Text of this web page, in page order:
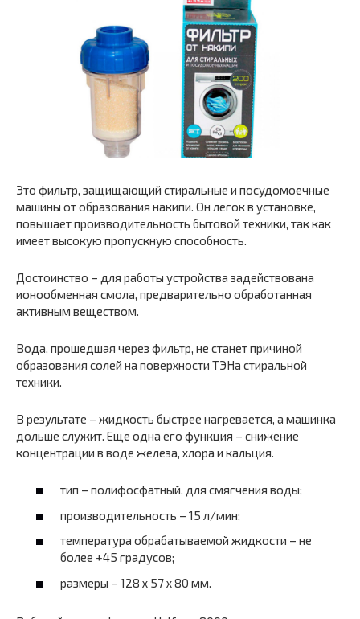
Это фильтр, защищающий стиральные и посудомоечные
машины от образования накипи. Он легок в установке,
повышает производительность бытовой техники, так как
имеет высокую пропускную способность.
Достоинство – для работы устройства задействована
ионообменная смола, предварительно обработанная
активным веществом.
Вода, прошедшая через фильтр, не станет причиной
образования солей на поверхности ТЭНа стиральной
техники.
В результате – жидкость быстрее нагревается, а машинка
дольше служит. Еще одна его функция – снижение
концентрации в воде железа, хлора и кальция.
тип – полифосфатный, для смягчения воды;
производительность – 15 л/мин;
температура обрабатываемой жидкости – не
более +45 градусов;
размеры – 128 х 57 х 80 мм.